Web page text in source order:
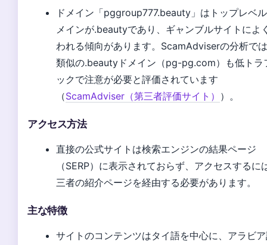
ドメイン「pggroup777.beauty」はトップレベ
メインが.beautyであり、ギャンブルサイトによ
われる傾向があります。ScamAdviserの分析で
類似の.beautyドメイン（pg-pg.com）も低トラ
ックで注意が必要と評価されています
（ScamAdviser（第三者評価サイト） ）。
アクセス方法
直接の公式サイトは検索エンジンの結果ページ
（SERP）に表示されておらず、アクセスするに
三者の紹介ページを経由する必要があります。
主な特徴
サイトのコンテンツはタイ語を中心に、アラビ